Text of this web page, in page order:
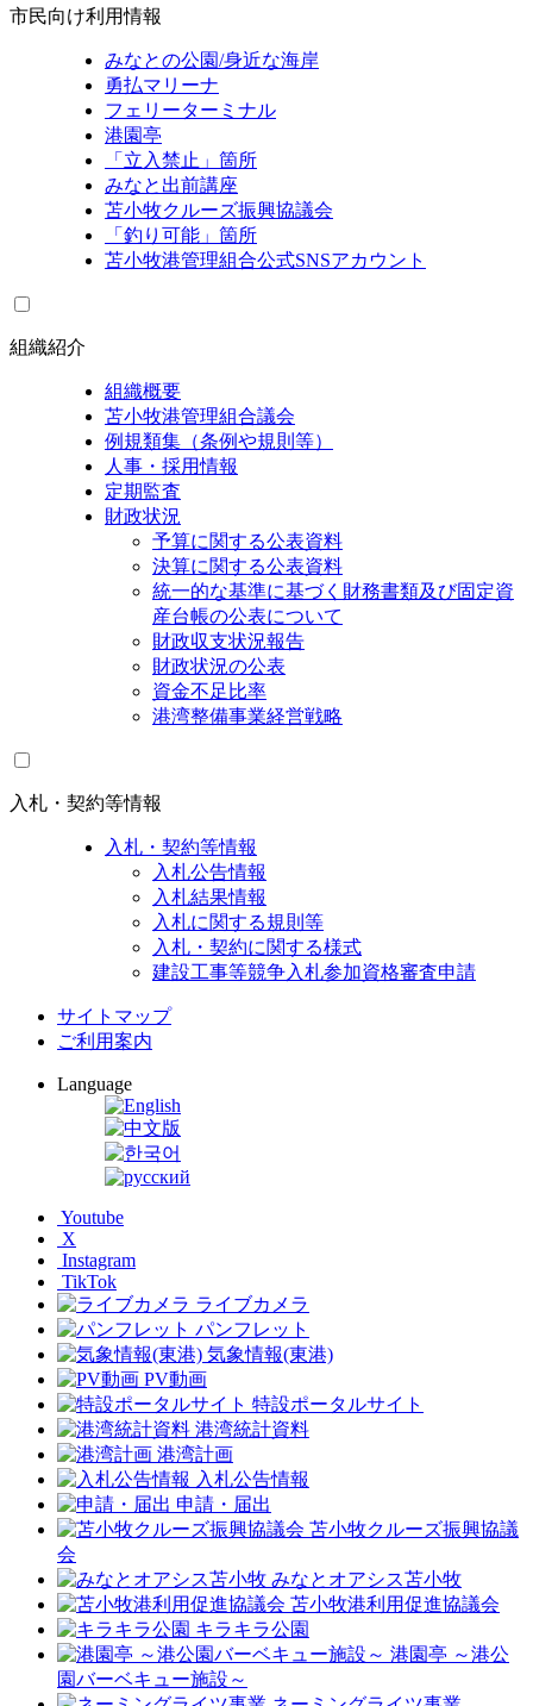
市民向け利用情報
みなとの公園/身近な海岸
勇払マリーナ
フェリーターミナル
港園亭
「立入禁止」箇所
みなと出前講座
苫小牧クルーズ振興協議会
「釣り可能」箇所
苫小牧港管理組合公式SNSアカウント
組織紹介
組織概要
苫小牧港管理組合議会
例規類集（条例や規則等）
人事・採用情報
定期監査
財政状況
予算に関する公表資料
決算に関する公表資料
統一的な基準に基づく財務書類及び固定資
産台帳の公表について
財政収支状況報告
財政状況の公表
資金不足比率
港湾整備事業経営戦略
入札・契約等情報
入札・契約等情報
入札公告情報
入札結果情報
入札に関する規則等
入札・契約に関する様式
建設工事等競争入札参加資格審査申請
サイトマップ
ご利用案内
Language
Youtube
X
Instagram
TikTok
ライブカメラ
パンフレット
気象情報(東港)
PV動画
特設ポータルサイト
港湾統計資料
港湾計画
入札公告情報
申請・届出
苫小牧クルーズ振興協議
会
みなとオアシス苫小牧
苫小牧港利用促進協議会
キラキラ公園
港園亭 ～港公
園バーベキュー施設～